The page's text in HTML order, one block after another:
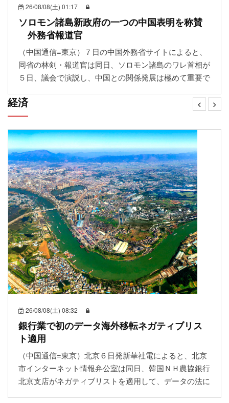
26/08/08(土) 01:17
ソロモン諸島新政府の一つの中国表明を称賛
外務省報道官
（中国通信=東京）７日の中国外務省サイトによると、
同省の林剣・報道官は同日、ソロモン諸島のワレ首相が
５日、議会で演説し、中国との関係発展は極めて重要で
経済
26/08/08(土) 08:32
銀行業で初のデータ海外移転ネガティブリス
ト適用
（中国通信=東京）北京６日発新華社電によると、北京
市インターネット情報弁公室は同日、韓国ＮＨ農協銀行
北京支店がネガティブリストを適用して、データの法に